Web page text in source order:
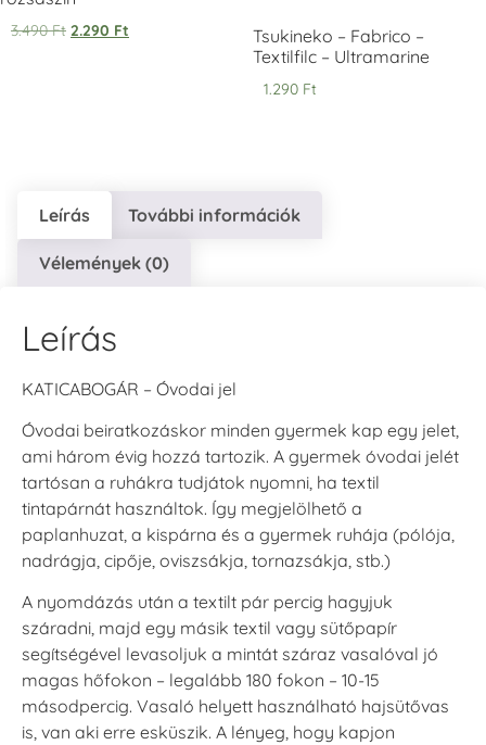
VersaCraft
Tintapárna -
Éjkék
Tintapárna -
Ködszürke
+1.380 Ft
Tintapárna -
Középkék
+790 Ft
VersaCraft
Tintapárna - Lila
+790 Ft
VersaCraft
Tintapárna -
Hidegszürke -
VersaCraft
+1.380 Ft
VersaCraft
Tintapárna -
Vízkék
+790 Ft
3.490Ft 2.290 Ft
Tsukineko – Fabrico –
Textilfilc – Ultramarine
1.290 Ft
Leírás További információk
Vélemények (0)
Leírás
KATICABOGÁR – Óvodai jel
Óvodai beiratkozáskor minden gyermek kap egy jelet,
ami három évig hozzá tartozik. A gyermek óvodai jelét
tartósan a ruhákra tudjátok nyomni, ha textil
tintapárnát használtok. Így megjelölhető a
paplanhuzat, a kispárna és a gyermek ruhája (pólója,
nadrágja, cipője, oviszsákja, tornazsákja, stb.)
A nyomdázás után a textilt pár percig hagyjuk
száradni, majd egy másik textil vagy sütőpapír
segítségével levasoljuk a mintát száraz vasalóval jó
magas hőfokon – legalább 180 fokon – 10-15
másodpercig. Vasaló helyett használható hajsütővas
is, van aki erre esküszik. A lényeg, hogy kapjon